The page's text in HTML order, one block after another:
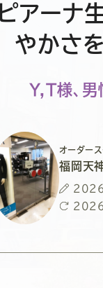
アーナ
やかさ
Y,T様、男
オーダー
福岡天
投
稿
2026
最
2026